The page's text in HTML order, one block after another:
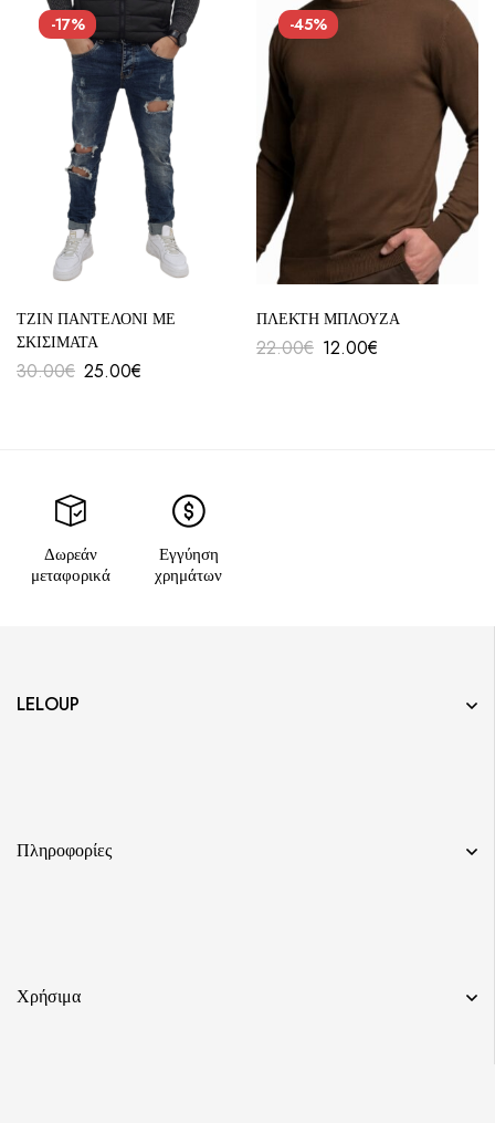
-17%
ΤΖΙΝ ΠΑΝΤΕΛΟΝΙ ΜΕ
ΣΚΙΣΙΜΑΤΑ
30.00€ 25.00€
-45%
ΠΛΕΚΤΗ ΜΠΛΟΥΖΑ
22.00€ 12.00€
Δωρεάν
μεταφορικά
Εγγύηση
χρημάτων
LELOUP
Πληροφορίες
Χρήσιμα